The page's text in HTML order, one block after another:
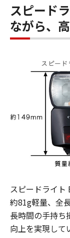
スピード
ながら、
スピードライト
約81g軽量、全
長時間の手持ち
向上を実現して